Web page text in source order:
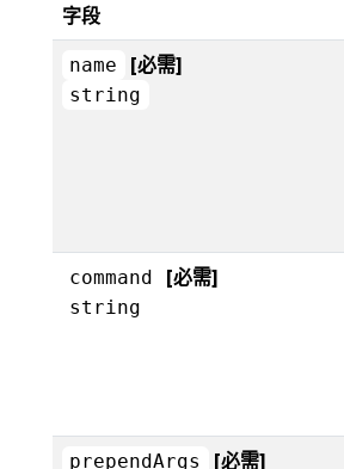
字段
name [必需]
string
command [必需]
string
prependArgs [必需]